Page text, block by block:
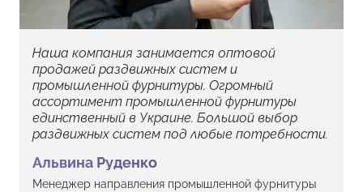
Наша компания занимается оптовой
продажей раздвижных систем и
промышленной фурнитуры. Огромный
ассортимент промышленной фурнитуры
единственный в Украине. Большой выбор
раздвижных систем под любые потребности.
Альвина Руденко
Менеджер направления промышленной фурнитуры